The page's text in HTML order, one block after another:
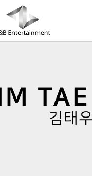
COMPANY